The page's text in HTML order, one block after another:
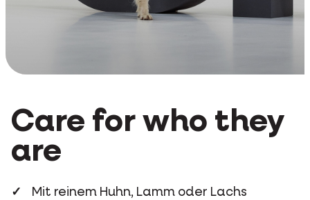
Care for who they
are
Mit reinem Huhn, Lamm oder Lachs